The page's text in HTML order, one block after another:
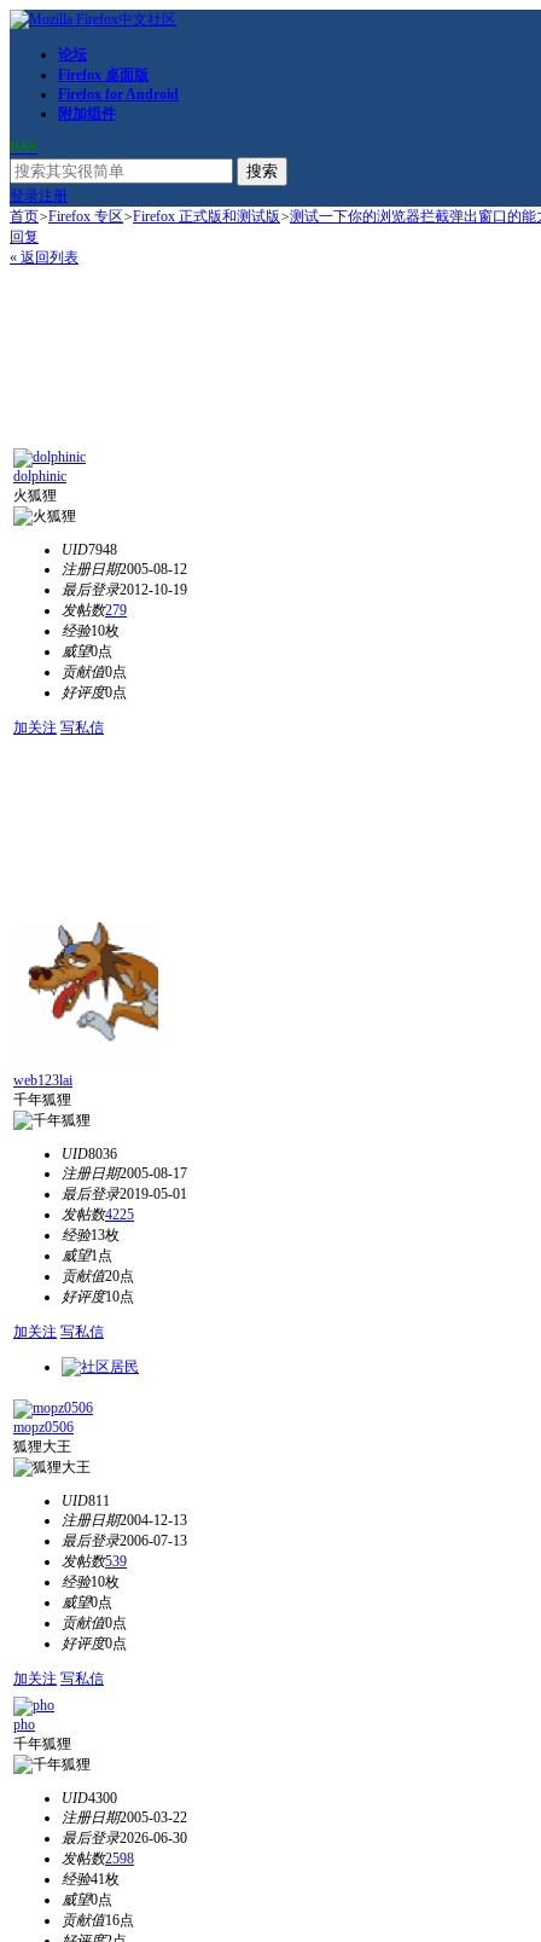
论坛
Firefox 桌面版
Firefox for Android
附加组件
RSS
搜索
登录注册
首页>Firefox 专区>Firefox 正式版和测试版>测试一下你的浏览器拦截弹出窗口的能
回复
« 返回列表
dolphinic
火狐狸
UID7948
注册日期2005-08-12
最后登录2012-10-19
发帖数279
经验10枚
威望0点
贡献值0点
好评度0点
加关注 写私信
web123lai
千年狐狸
UID8036
注册日期2005-08-17
最后登录2019-05-01
发帖数4225
经验13枚
威望1点
贡献值20点
好评度10点
加关注 写私信
mopz0506
狐狸大王
UID811
注册日期2004-12-13
最后登录2006-07-13
发帖数539
经验10枚
威望0点
贡献值0点
好评度0点
加关注 写私信
pho
千年狐狸
UID4300
注册日期2005-03-22
最后登录2026-06-30
发帖数2598
经验41枚
威望0点
贡献值16点